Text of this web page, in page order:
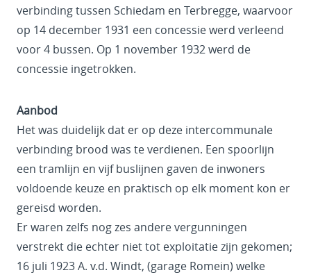
verbinding tussen Schiedam en Terbregge, waarvoor
op 14 december 1931 een concessie werd verleend
voor 4 bussen. Op 1 november 1932 werd de
concessie ingetrokken.
Aanbod
Het was duidelijk dat er op deze intercommunale
verbinding brood was te verdienen. Een spoorlijn
een tramlijn en vijf buslijnen gaven de inwoners
voldoende keuze en praktisch op elk moment kon er
gereisd worden.
Er waren zelfs nog zes andere vergunningen
verstrekt die echter niet tot exploitatie zijn gekomen;
16 juli 1923 A. v.d. Windt, (garage Romein) welke